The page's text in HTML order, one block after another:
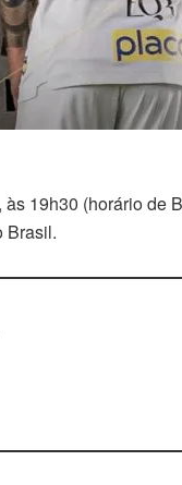
19h30 (horário de
Brasil.